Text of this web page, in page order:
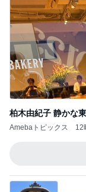
柏木由紀子 静かな
Amebaトピックス 12